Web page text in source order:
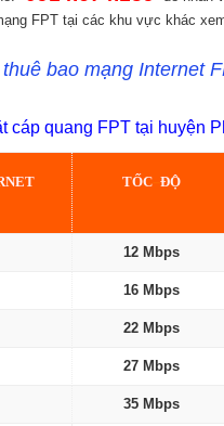
FPT tại các khu vực khác
bao mạng Internet
cáp quang FPT tại huyện
TỐC– ĐỘ
12 Mbps
16 Mbps
22 Mbps
27 Mbps
35 Mbps